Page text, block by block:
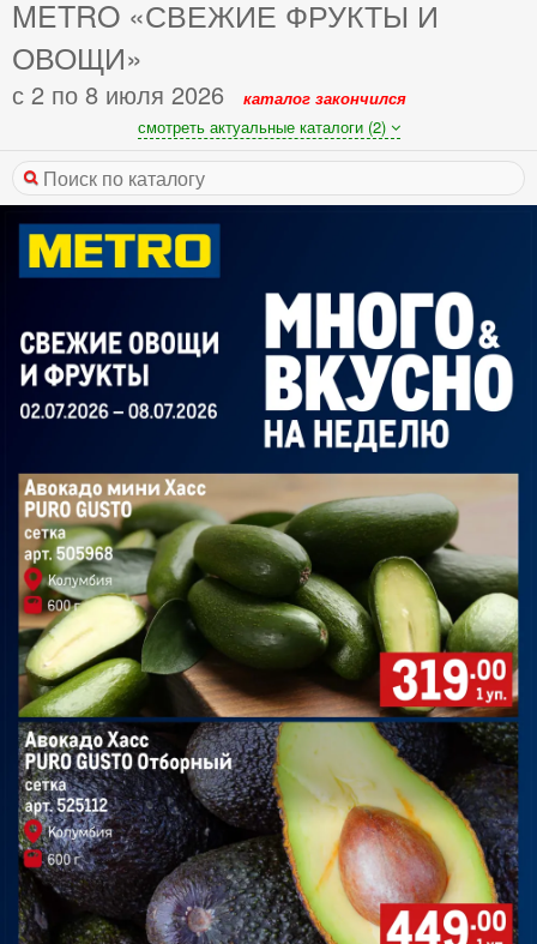
METRO «СВЕЖИЕ ФРУКТЫ И
ОВОЩИ»
с 2 по 8 июля 2026
каталог закончился
смотреть актуальные каталоги (2)